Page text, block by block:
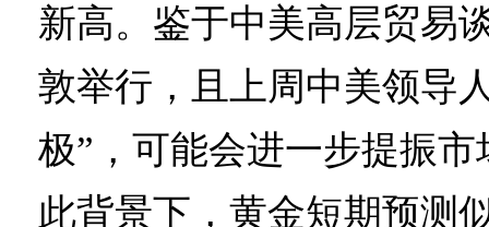
新高。鉴于中美高层贸易
敦举行，且上周中美领导
极”，可能会进一步提振
此背景下，黄金短期预测